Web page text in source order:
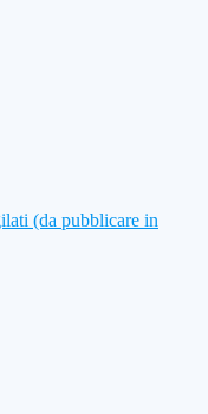
(da pubblicare in